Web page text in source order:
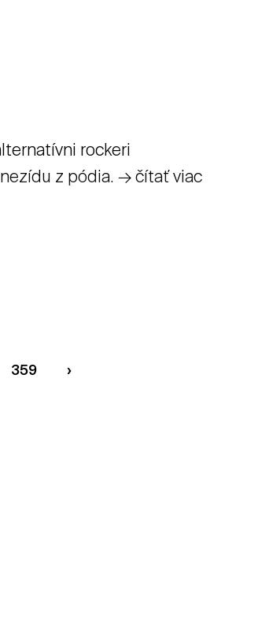
rockeri
z pódia. → čítať viac
359